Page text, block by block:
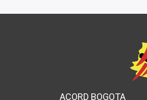
ACORD BOGOTA